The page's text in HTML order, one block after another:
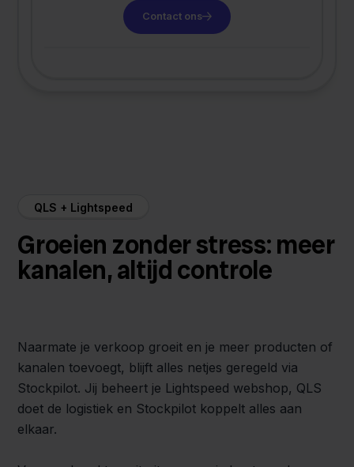
Contact ons
QLS + Lightspeed
Groeien zonder stress: meer
kanalen, altijd controle
Naarmate je verkoop groeit en je meer producten of
kanalen toevoegt, blijft alles netjes geregeld via
Stockpilot. Jij beheert je Lightspeed webshop, QLS
doet de logistiek en Stockpilot koppelt alles aan
elkaar.